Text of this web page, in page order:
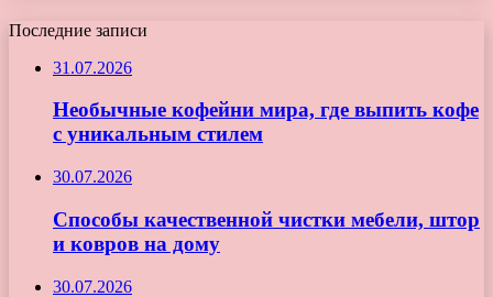
Последние записи
31.07.2026
Необычные кофейни мира, где выпить кофе
с уникальным стилем
30.07.2026
Способы качественной чистки мебели, штор
и ковров на дому
30.07.2026